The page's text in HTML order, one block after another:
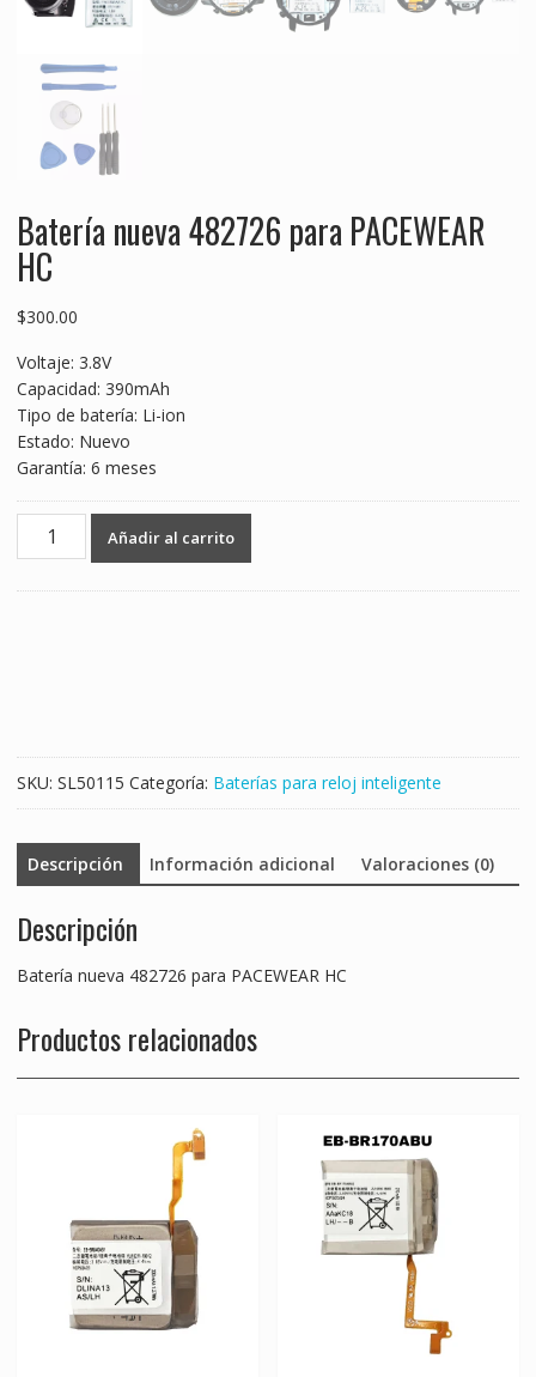
Batería nueva 482726 para PACEWEAR
HC
$300.00
Voltaje: 3.8V
Capacidad: 390mAh
Tipo de batería: Li-ion
Estado: Nuevo
Garantía: 6 meses
Batería
nueva
Añadir al carrito
SKU: SL50115 Categoría: Baterías para reloj inteligente
Descripción Información adicional Valoraciones (0)
Descripción
Batería nueva 482726 para PACEWEAR HC
Productos relacionados